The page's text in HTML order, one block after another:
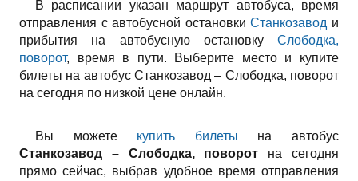
В расписании указан маршрут автобуса, время
отправления с автобусной остановкиСтанкозавод и
прибытия на автобусную остановку Слободка,
поворот, время в пути. Выберите место и купите
билеты на автобус Станкозавод – Слободка, поворот
на сегодня по низкой цене онлайн.
Вы можете купить билеты на автобус
Станкозавод – Слободка, поворот на сегодня
прямо сейчас, выбрав удобное время отправления